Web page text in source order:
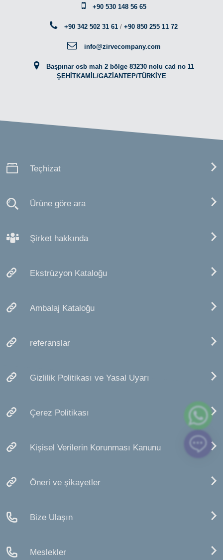
+90 530 148 56 65
+90 342 502 31 61 /+90 850 255 11 72
info@zirvecompany.com
Başpınar osb mah 2 bölge 83230 nolu cad no 11
ŞEHİTKAMİL/GAZİANTEP/TÜRKİYE
Teçhizat
Ürüne göre ara
Şirket hakkında
Ekstrüzyon Kataloğu
Ambalaj Kataloğu
referanslar
Gizlilik Politikası ve Yasal Uyarı
Çerez Politikası
Kişisel Verilerin Korunması Kanunu
Öneri ve şikayetler
Bize Ulaşın
Meslekler